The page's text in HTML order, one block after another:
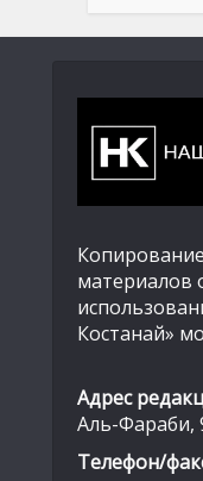
материалов
Костанай»
Адрес
Аль-Фараби,
Телефон/